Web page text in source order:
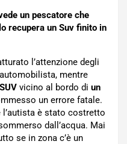
un pescatore che
recupera un Suv finito in
l’attenzione degli
mentre
vicino al bordo di un
un errore fatale.
è stato costretto
dall’acqua. Mai
se in zona c’è un